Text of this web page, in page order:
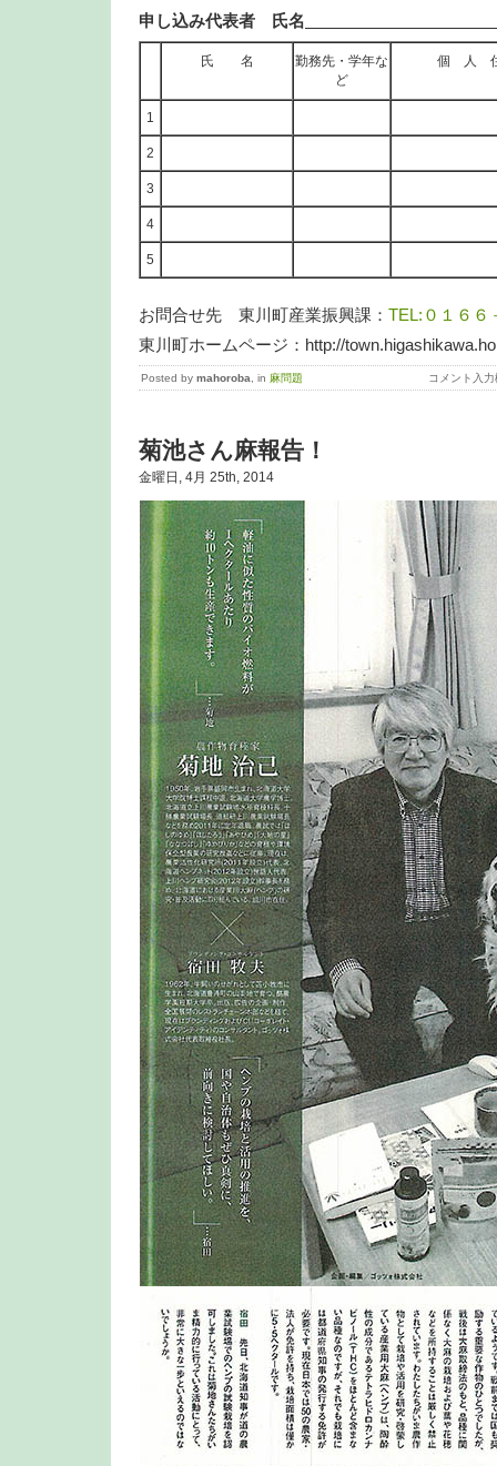
申し込み代表者 氏名
氏 名
勤務先・学年な
ど
個 人
1
2
3
4
5
お問合せ先 東川町産業振興課： TEL:０１６６
東川町ホームページ：http://
Posted by mahoroba , in 麻問題 コメント入力
菊池さん麻報告！
金曜日, 4月 25th, 2014